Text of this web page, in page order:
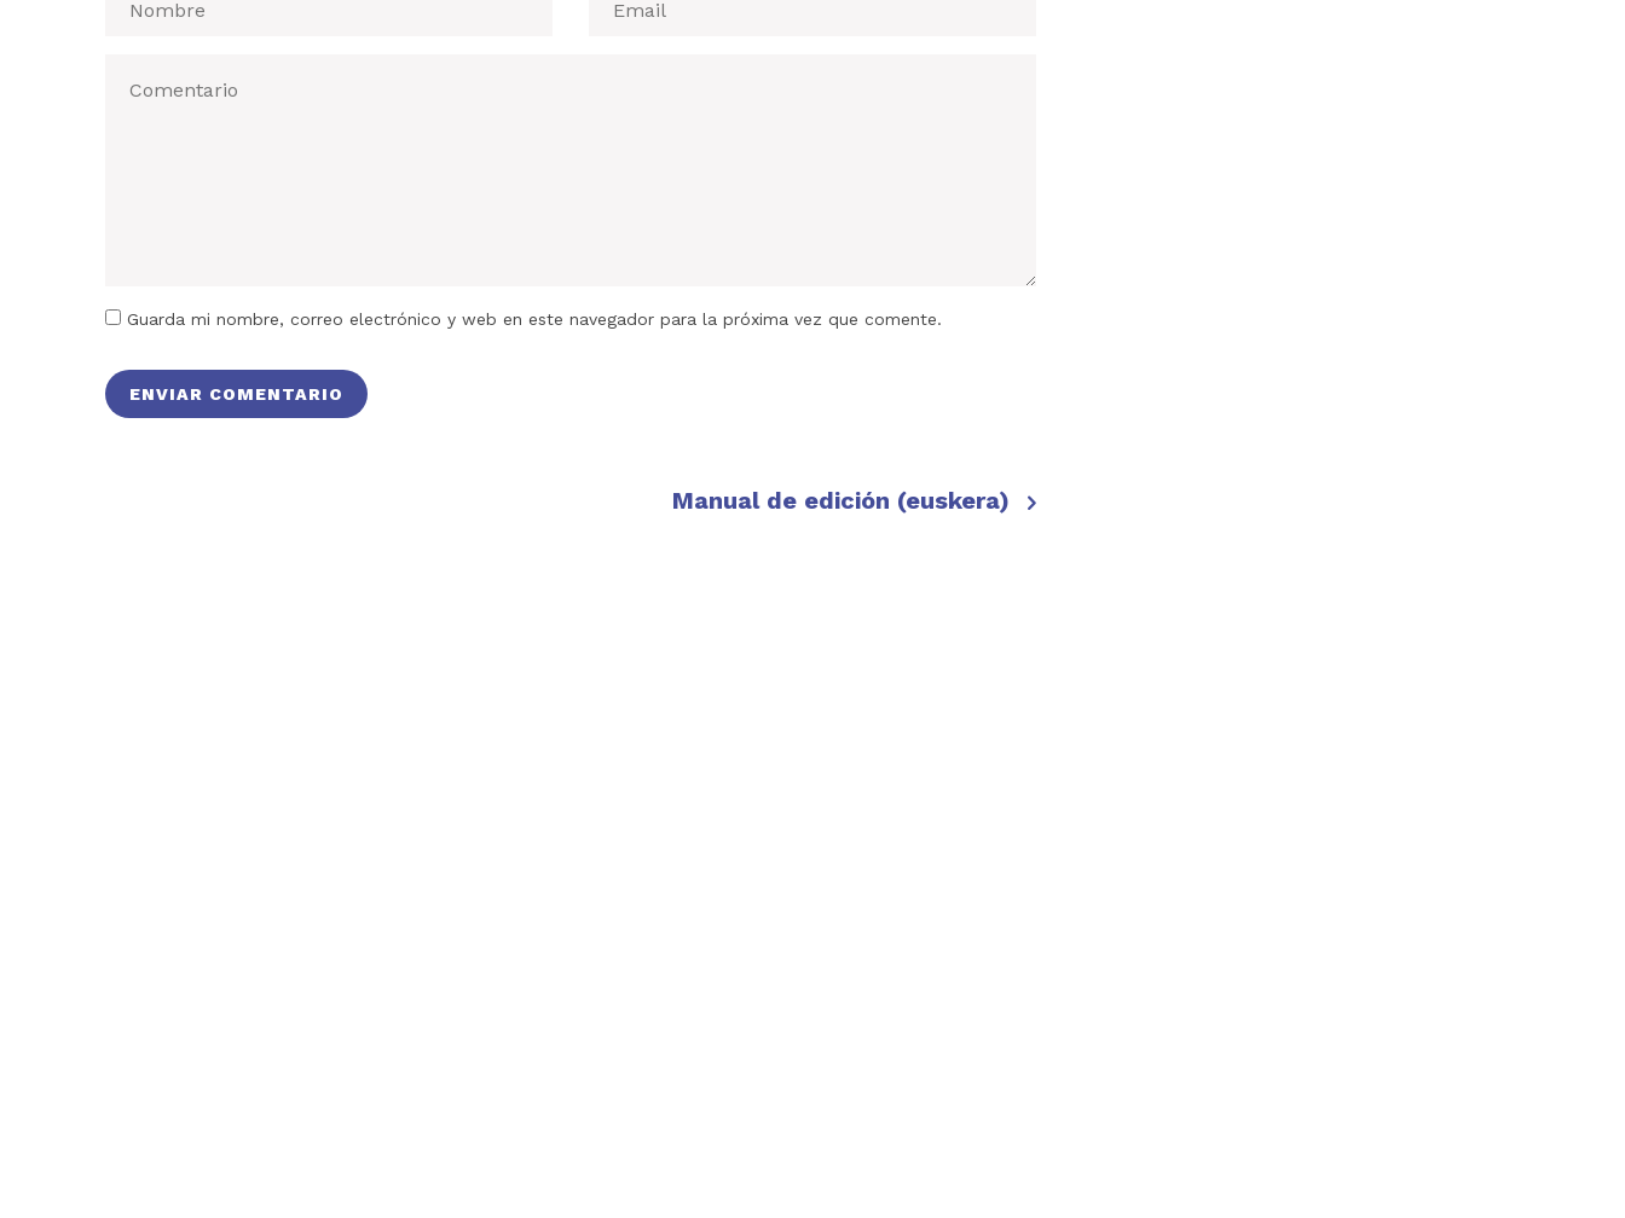
Guarda mi nombre, correo electrónico y web en este navegador para la próxima vez que comente.
Manual de edición (euskera)